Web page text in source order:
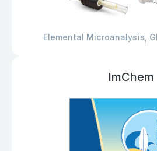
Elemental Microanalysis,
ImChem